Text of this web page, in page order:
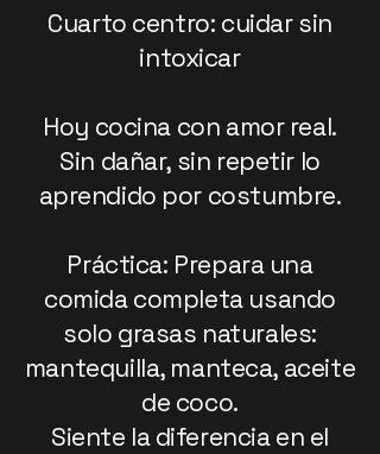
Cuarto centro: cuidar sin
intoxicar
Hoy cocina con amor real.
Sin dañar, sin repetir lo
aprendido por costumbre.
Práctica: Prepara una
comida completa usando
solo grasas naturales:
mantequilla, manteca, aceite
de coco.
Siente la diferencia en el